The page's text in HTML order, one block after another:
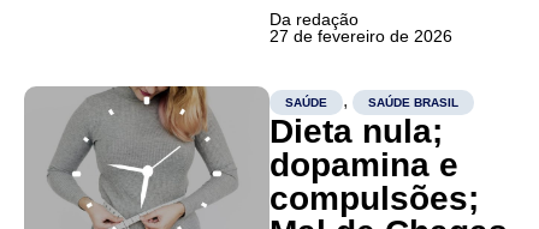
administrar todos os
negócios do banco no setor
anúncio da criação da
BradSaúde pelo Bradesco,
a Odontoprev também soltou
fato relevante aos acionistas
sobre a reestruturação
Da redação
27 de fevereiro de 2026
SAÚDE , SAÚDE BRASIL
Dieta nula;
dopamina e
compulsões;